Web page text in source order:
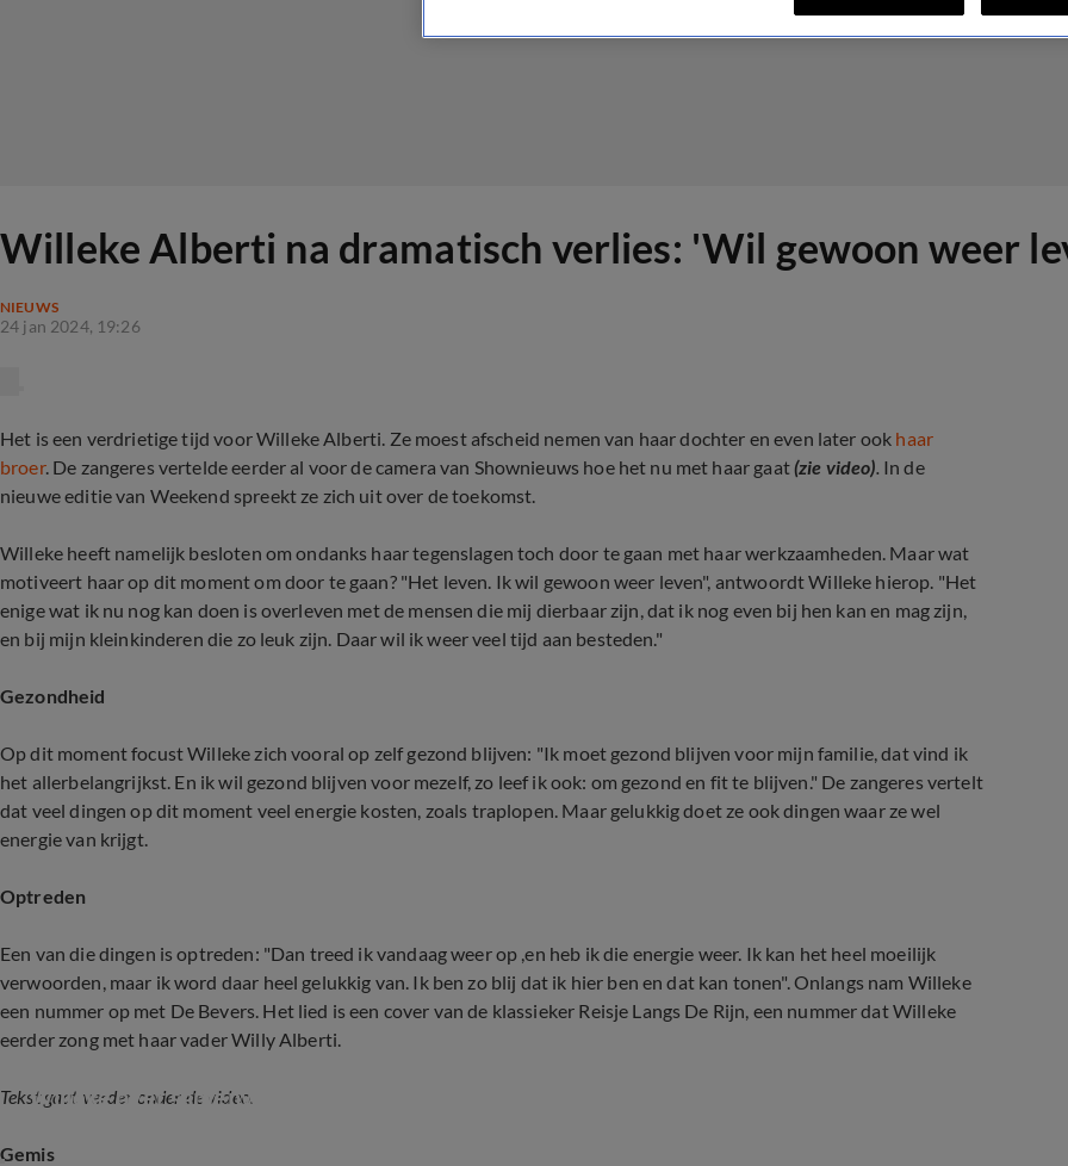
Willeke Alberti na dramatisch verlies: 'Wil gewoon weer
NIEUWS
24 jan 2024, 19:26
Het is een verdrietige tijd voor Willeke Alberti. Ze moest afscheid nemen van haar dochter en even later ook haar
broer. De zangeres vertelde eerder al voor de camera van Shownieuws hoe het nu met haar gaat(zie video). In de
nieuwe editie van Weekend spreekt ze zich uit over de toekomst.
Willeke heeft namelijk besloten om ondanks haar tegenslagen toch door te gaan met haar werkzaamheden. Maar wat
motiveert haar op dit moment om door te gaan? "Het leven. Ik wil gewoon weer leven", antwoordt Willeke hierop. "Het
enige wat ik nu nog kan doen is overleven met de mensen die mij dierbaar zijn, dat ik nog even bij hen kan en mag zijn,
en bij mijn kleinkinderen die zo leuk zijn. Daar wil ik weer veel tijd aan besteden."
Gezondheid
Op dit moment focust Willeke zich vooral op zelf gezond blijven: "Ik moet gezond blijven voor mijn familie, dat vind ik
het allerbelangrijkst. En ik wil gezond blijven voor mezelf, zo leef ik ook: om gezond en fit te blijven." De zangeres vertelt
dat veel dingen op dit moment veel energie kosten, zoals traplopen. Maar gelukkig doet ze ook dingen waar ze wel
energie van krijgt.
Optreden
Een van die dingen is optreden: "Dan treed ik vandaag weer op ,en heb ik die energie weer. Ik kan het heel moeilijk
verwoorden, maar ik word daar heel gelukkig van. Ik ben zo blij dat ik hier ben en dat kan tonen". Onlangs nam Willeke
een nummer op met De Bevers. Het lied is een cover van de klassieker Reisje Langs De Rijn, een nummer dat Willeke
eerder zong met haar vader Willy Alberti.
Tekst gaat verder onder de video.
Willeke over samenwerking met De Bevers
Gemis